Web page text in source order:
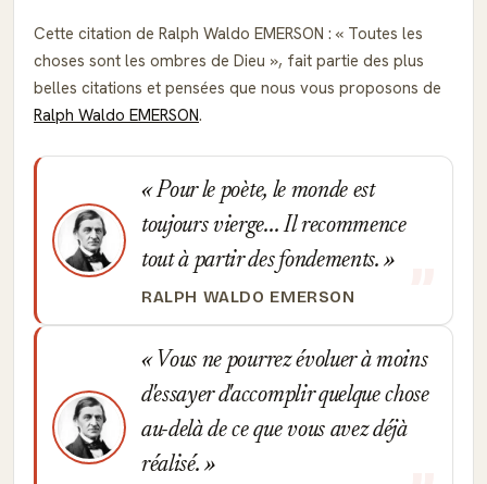
Cette citation de Ralph Waldo EMERSON :
Toutes les
choses sont les ombres de Dieu
, fait partie des plus
belles citations et pensées que nous vous proposons de
Ralph Waldo EMERSON.
Pour le poète, le monde est
toujours vierge... Il recommence
tout à partir des fondements.
RALPH WALDO EMERSON
Vous ne pourrez évoluer à moins
d'essayer d'accomplir quelque chose
au-delà de ce que vous avez déjà
réalisé.